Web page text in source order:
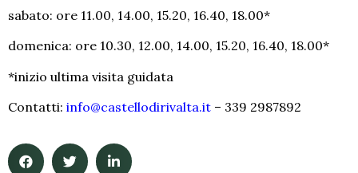
sabato: ore 11.00, 14.00, 15.20, 16.40, 18.00*
domenica: ore 10.30, 12.00, 14.00, 15.20, 16.40, 18.00*
*inizio ultima visita guidata
Contatti: info@castellodirivalta.it – 339 2987892